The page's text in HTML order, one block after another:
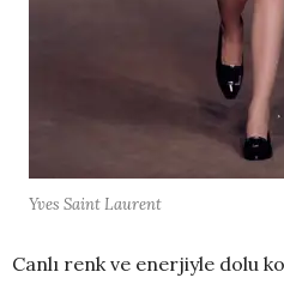
Yves Saint Laurent
Canlı renk ve enerjiyle dolu